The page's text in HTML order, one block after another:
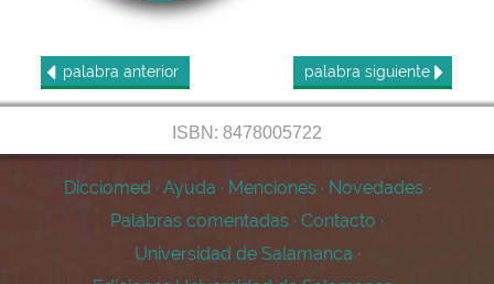
palabra anterior palabra siguiente
ISBN: 8478005722
Dicciomed · Ayuda · Menciones · Novedades ·
Palabras comentadas · Contacto ·
Universidad de Salamanca ·